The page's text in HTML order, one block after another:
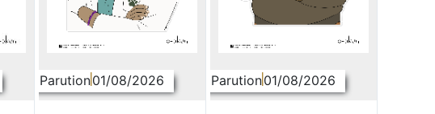
Parution01/08/2026 Parution01/08/2026